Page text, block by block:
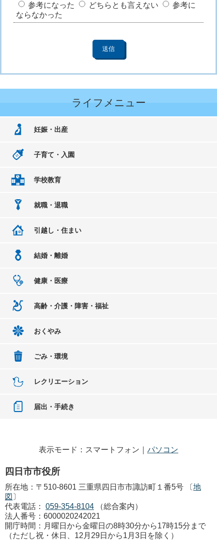
参考になった
どちらとも言えない
参考に
ならなかった
ライフメニュー
妊娠・出産
子育て・入園
学校教育
就職・退職
引越し・住まい
結婚・離婚
健康・医療
高齢・介護・障害・福祉
おくやみ
ごみ・環境
レクリエーション
届出・手続き
表示モード：スマートフォン｜ パソコン
四日市市役所
所在地：〒510-8601 三重県四日市市諏訪町１番5号 〔地
図 〕
代表電話：
059-354-8104
（総合案内）
法人番号：6000020242021
開庁時間：月曜日から金曜日の8時30分から17時15分まで
（ただし祝・休日、12月29日から1月3日を除く）